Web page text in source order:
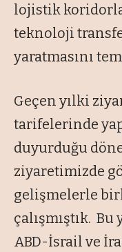
lojistik
teknoloji
yaratmasını
Geçen yılki
tarifelerinde
duyurduğu
ziyaretimizde
gelişmelerle
çalışmıştık.
ABD-İsrail ve